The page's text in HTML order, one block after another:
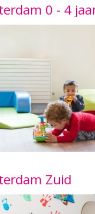
0 - 4
Zuid